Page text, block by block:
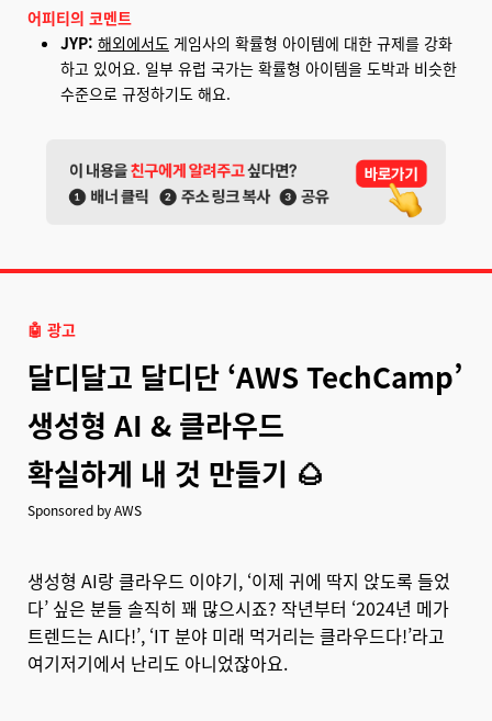
어피티의 코멘트
JYP: 해외에서도 게임사의 확률형 아이템에 대한 규제를 강화
하고 있어요. 일부 유럽 국가는 확률형 아이템을 도박과 비슷한
수준으로 규정하기도 해요.
🤖 광고
달디달고 달디단 ‘AWS TechCamp’
생성형 AI & 클라우드
확실하게 내 것 만들기 🌰
Sponsored by AWS
생성형 AI랑 클라우드 이야기, ‘이제 귀에 딱지 앉도록 들었
다’ 싶은 분들 솔직히 꽤 많으시죠? 작년부터 ‘2024년 메가
트렌드는 AI다!’, ‘IT 분야 미래 먹거리는 클라우드다!’라고
여기저기에서 난리도 아니었잖아요.